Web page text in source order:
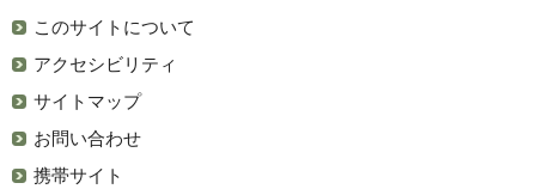
このサイトについて
アクセシビリティ
サイトマップ
お問い合わせ
携帯サイト